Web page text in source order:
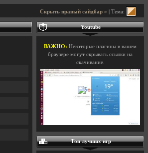
Скрыть правый сайдбар » | Тема:
Youtube
ВАЖНО: Некоторые плагины в вашем
браузере могут скрывать ссылки на
скачивание.
Топ лучших игр